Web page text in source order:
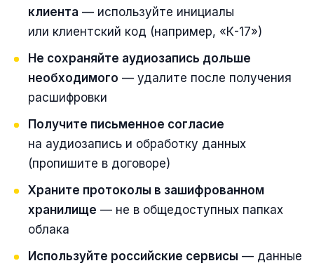
клиента — используйте инициалы
или клиентский код (например, «К-17»)
Не сохраняйте аудиозапись дольше
необходимого — удалите после получения
расшифровки
Получите письменное согласие
на аудиозапись и обработку данных
(пропишите в договоре)
Храните протоколы в зашифрованном
хранилище — не в общедоступных папках
облака
Используйте российские сервисы — данные